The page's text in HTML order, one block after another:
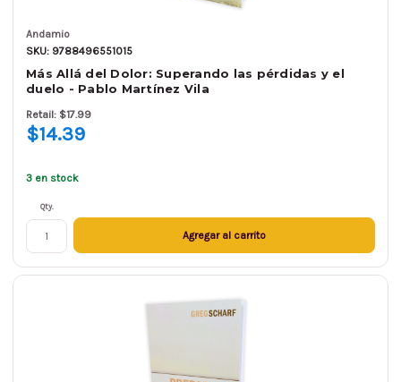
Andamio
SKU: 9788496551015
Más Allá del Dolor: Superando las pérdidas y el
duelo - Pablo Martínez Vila
Retail: $17.99
$14.39
3 en stock
Qty.
Agregar al carrito